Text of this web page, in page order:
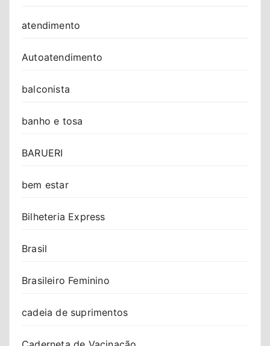
atendimento
Autoatendimento
balconista
banho e tosa
BARUERI
bem estar
Bilheteria Express
Brasil
Brasileiro Feminino
cadeia de suprimentos